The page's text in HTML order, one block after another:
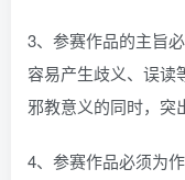
3、参赛作品的主旨
容易产生歧义、误读
邪教意义的同时，突
4、参赛作品必须为